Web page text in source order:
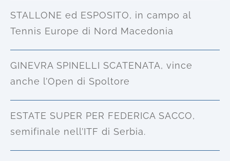
STALLONE ed ESPOSITO, in campo al
Tennis Europe di Nord Macedonia
GINEVRA SPINELLI SCATENATA, vince
anche l’Open di Spoltore
ESTATE SUPER PER FEDERICA SACCO,
semifinale nell’ITF di Serbia.